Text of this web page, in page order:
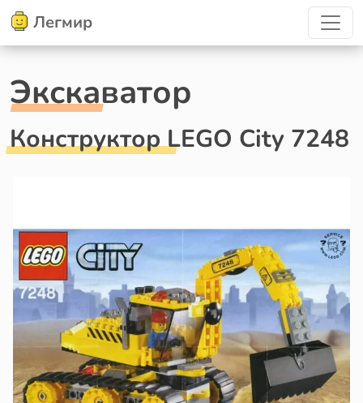
Легмир
Экскаватор
Конструктор LEGO City 7248